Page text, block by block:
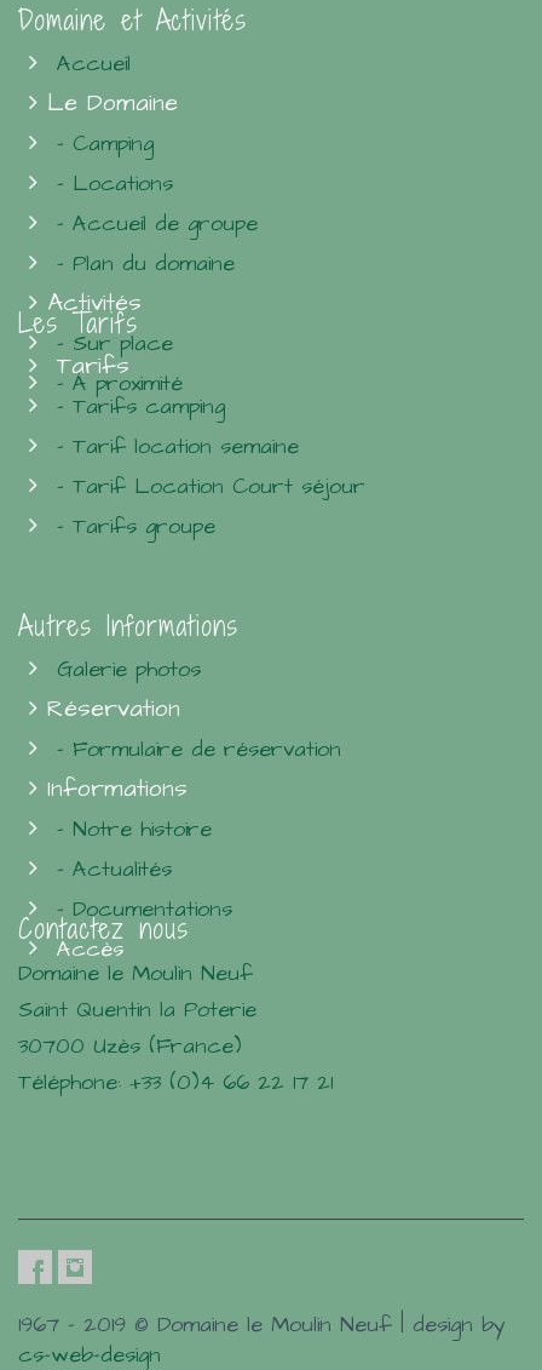
Domaine et Activités
Accueil
Le Domaine
- Camping
- Locations
- Accueil de groupe
- Plan du domaine
Activités
- Sur place
- À proximité
Les Tarifs
Tarifs
- Tarifs camping
- Tarif location semaine
- Tarif Location Court séjour
- Tarifs groupe
Autres Informations
Galerie photos
Réservation
- Formulaire de réservation
Informations
- Notre histoire
- Actualités
- Documentations
Accès
Contactez nous
Domaine le Moulin Neuf
Saint Quentin la Poterie
30700 Uzès (France)
Téléphone: +33 (0)4 66 22 17 21
1967 - 2019 © Domaine le Moulin Neuf | design by
cs-web-design